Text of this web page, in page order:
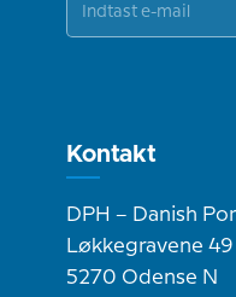
Kontakt
DPH – Danish
Løkkegravene 49
5270 Odense N